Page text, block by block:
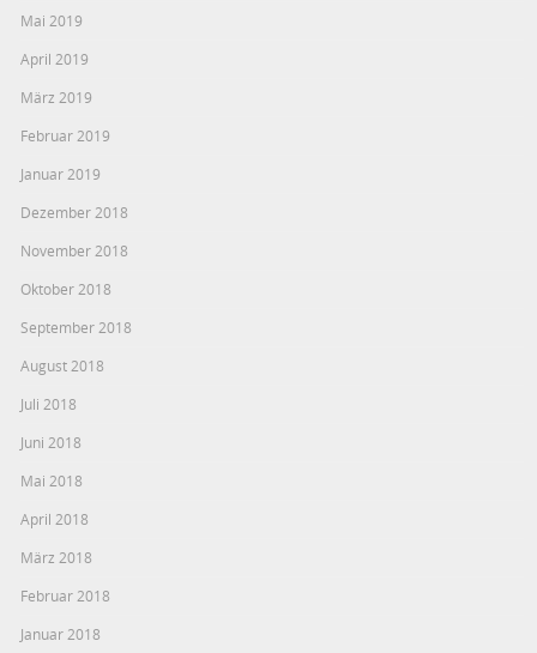
Mai 2019
April 2019
März 2019
Februar 2019
Januar 2019
Dezember 2018
November 2018
Oktober 2018
September 2018
August 2018
Juli 2018
Juni 2018
Mai 2018
April 2018
März 2018
Februar 2018
Januar 2018